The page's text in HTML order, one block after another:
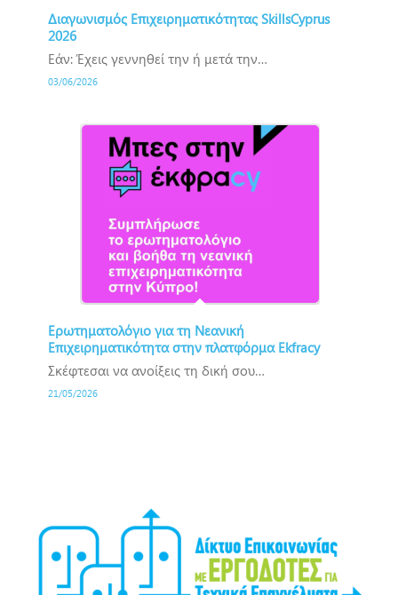
Διαγωνισμός Επιχειρηματικότητας SkillsCyprus
2026
Εάν: Έχεις γεννηθεί την ή μετά την…
03/06/2026
Ερωτηματολόγιο για τη Νεανική
Επιχειρηματικότητα στην πλατφόρμα Ekfracy
Σκέφτεσαι να ανοίξεις τη δική σου…
21/05/2026